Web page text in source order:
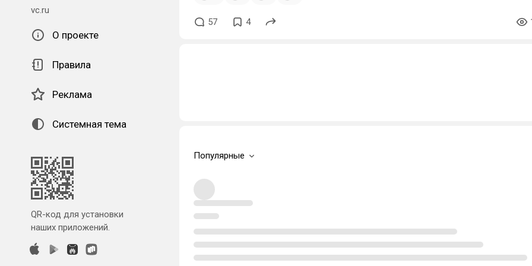
vc.ru
О проекте
Правила
Реклама
Системная тема
QR-код для установки
наших приложений.
57 4
Популярные